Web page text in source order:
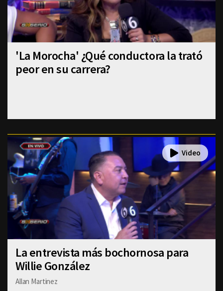
'La Morocha' ¿Qué conductora la trató
peor en su carrera?
La entrevista más bochornosa para
Willie González
Allan Martinez